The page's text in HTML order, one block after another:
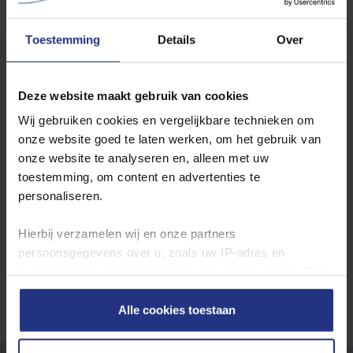
Toestemming Details Over
Deze website maakt gebruik van cookies
Wij gebruiken cookies en vergelijkbare technieken om
onze website goed te laten werken, om het gebruik van
onze website te analyseren en, alleen met uw
toestemming, om content en advertenties te
personaliseren.
Hierbij verzamelen wij en onze partners
persoonsgegevens over u, zoals uw IP‑adres en
deze gegevens kunnen wij een profiel van u opbouwen
zodat wij onze content en communicatie kunnen
afstemmen op uw voorkeuren. Partners kunnen deze
Alle cookies toestaan
Son Lieshout
productielocatie.
Waterkwaliteit in andere plaatsen
Locatie